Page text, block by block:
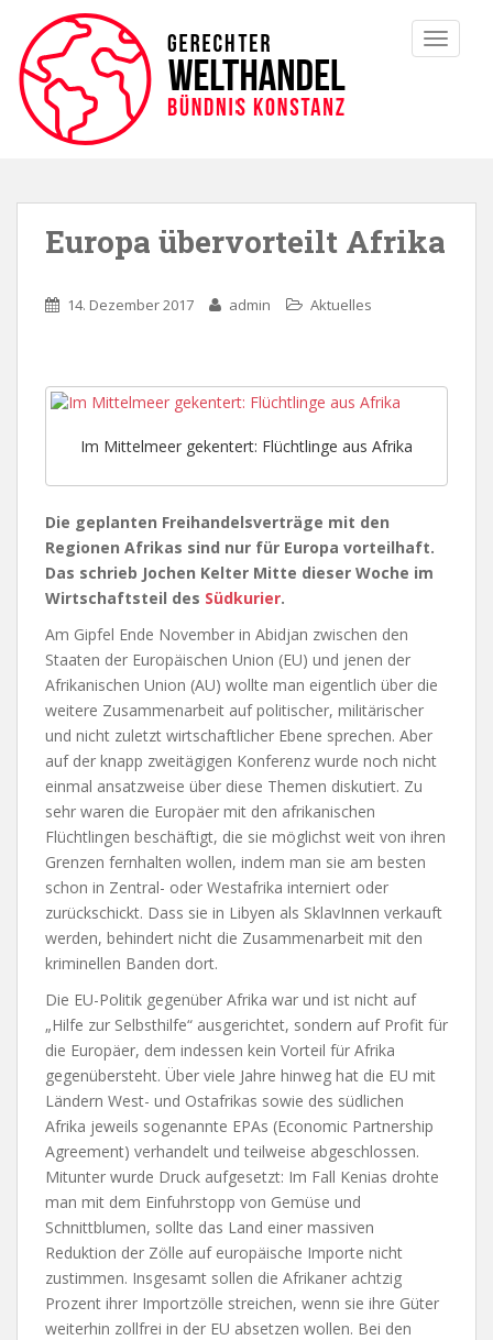
Europa übervorteilt Afrika
14. Dezember 2017 admin Aktuelles
Im Mittelmeer gekentert: Flüchtlinge aus Afrika
Die geplanten Freihandelsverträge mit den
Regionen Afrikas sind nur für Europa vorteilhaft.
Das schrieb Jochen Kelter Mitte dieser Woche im
Wirtschaftsteil des Südkurier.
Am Gipfel Ende November in Abidjan zwischen den
Staaten der Europäischen Union (EU) und jenen der
Afrikanischen Union (AU) wollte man eigentlich über die
weitere Zusammenarbeit auf politischer, militärischer
und nicht zuletzt wirtschaftlicher Ebene sprechen. Aber
auf der knapp zweitägigen Konferenz wurde noch nicht
einmal ansatzweise über diese Themen diskutiert. Zu
sehr waren die Europäer mit den afrikanischen
Flüchtlingen beschäftigt, die sie möglichst weit von ihren
Grenzen fernhalten wollen, indem man sie am besten
schon in Zentral- oder Westafrika interniert oder
zurückschickt. Dass sie in Libyen als SklavInnen verkauft
werden, behindert nicht die Zusammenarbeit mit den
kriminellen Banden dort.
Die EU-Politik gegenüber Afrika war und ist nicht auf
„Hilfe zur Selbsthilfe“ ausgerichtet, sondern auf Profit für
die Europäer, dem indessen kein Vorteil für Afrika
gegenübersteht. Über viele Jahre hinweg hat die EU mit
Ländern West- und Ostafrikas sowie des südlichen
Afrika jeweils sogenannte EPAs (Economic Partnership
Agreement) verhandelt und teilweise abgeschlossen.
Mitunter wurde Druck aufgesetzt: Im Fall Kenias drohte
man mit dem Einfuhrstopp von Gemüse und
Schnittblumen, sollte das Land einer massiven
Reduktion der Zölle auf europäische Importe nicht
zustimmen. Insgesamt sollen die Afrikaner achtzig
Prozent ihrer Importzölle streichen, wenn sie ihre Güter
weiterhin zollfrei in der EU absetzen wollen. Bei den